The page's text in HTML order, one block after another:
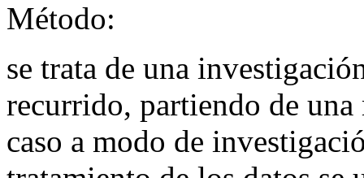
Método:
se trata de una
recurrido, partiendo de
caso a modo de